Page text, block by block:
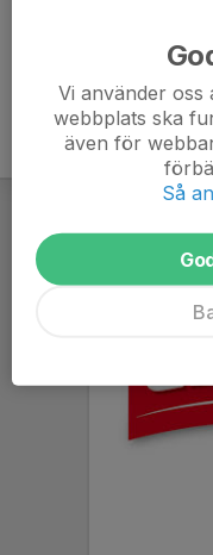
Vi använder
webbplats ska
även för
Så